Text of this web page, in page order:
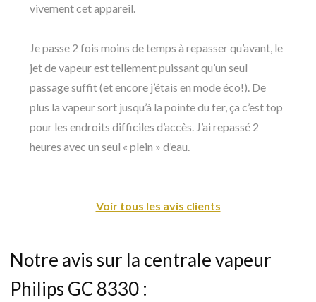
vivement cet appareil.
Je passe 2 fois moins de temps à repasser qu’avant, le
jet de vapeur est tellement puissant qu’un seul
passage suffit (et encore j’étais en mode éco!). De
plus la vapeur sort jusqu’à la pointe du fer, ça c’est top
pour les endroits difficiles d’accès. J’ai repassé 2
heures avec un seul « plein » d’eau.
Voir tous les avis clients
Notre avis sur la centrale vapeur
Philips GC 8330 :